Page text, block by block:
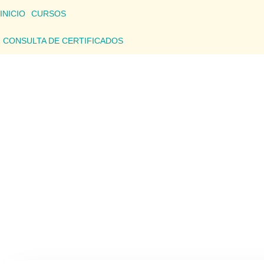
INICIO CURSOS
CONSULTA DE CERTIFICADOS